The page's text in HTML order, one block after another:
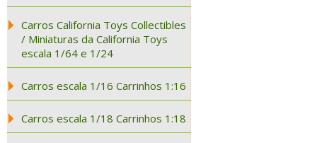
Carros California Toys Collectibles
/ Miniaturas da California Toys
escala 1/64 e 1/24
Carros escala 1/16 Carrinhos 1:16
Carros escala 1/18 Carrinhos 1:18